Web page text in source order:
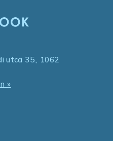
utca 35., 1062
»